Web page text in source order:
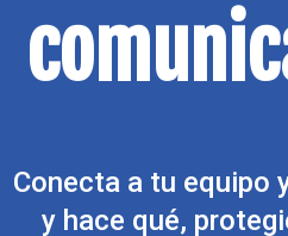
Conecta a tu equipo
y hace qué,